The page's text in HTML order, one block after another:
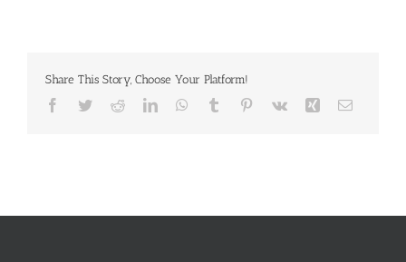
Share This Story, Choose Your Platform!
Facebook
TwitterRedditLinkedInWhatsApp
Tumblr Pinterest
Vk Xing E-